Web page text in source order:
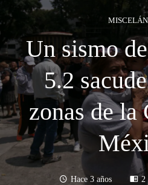
Un sismo
5.2
zonas de la
Hace 3 años 2